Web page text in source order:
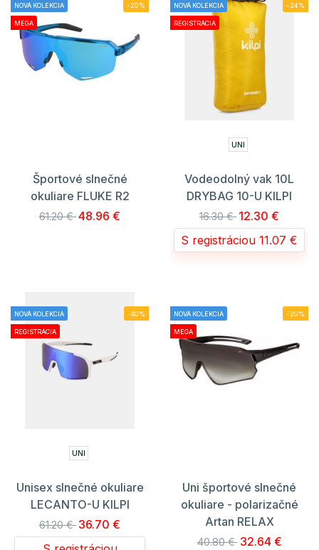
NOVÁ KOLEKCIA
MEGA
-20%
Športové slnečné
okuliare FLUKE R2
61.20 €48.96 €
NOVÁ KOLEKCIA
REGISTRÁCIA
-24%
UNI
Vodeodolný vak 10L
DRYBAG 10-U KILPI
16.30 € 12.30 €
S registráciou 11.07 €
NOVÁ KOLEKCIA
REGISTRÁCIA
-40%
UNI
Unisex slnečné okuliare
LECANTO-U KILPI
61.20 € 36.70 €
NOVÁ KOLEKCIA
MEGA
-20%
Uni športové slnečné
okuliare - polarizačné
Artan RELAX
40.80 € 32.64 €